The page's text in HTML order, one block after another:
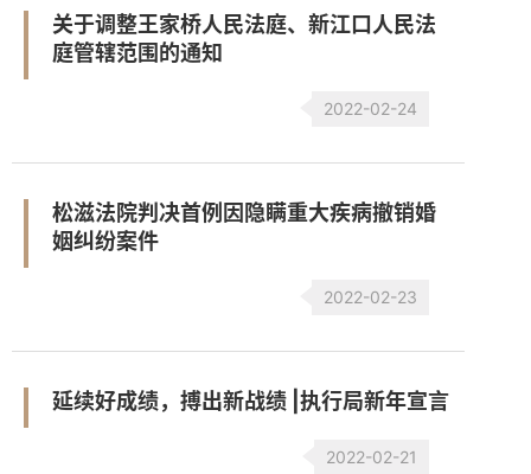
关于调整王家桥人民法庭、新江口人民法
庭管辖范围的通知
2022-02-24
松滋法院判决首例因隐瞒重大疾病撤销婚
姻纠纷案件
2022-02-23
延续好成绩，搏出新战绩 |执行局新年宣言
2022-02-21